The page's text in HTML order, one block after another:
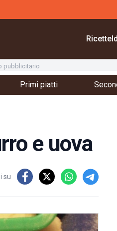
Ricette
pubblicitario
Primi piatti
e uova
su